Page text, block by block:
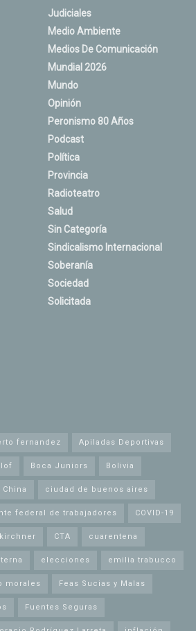
Judiciales
Medio Ambiente
Medios De Comunicación
Mundial 2026
Mundo
Opinión
Peronismo 80 Años
Podcast
Política
Provincia
Radioteatro
Salud
Sin Categoría
Sindicalismo Internacional
Soberanía
Sociedad
Solicitada
fernandez Apiladas Deportivas
Boca Juniors Bolivia
China ciudad de buenos aires
federal de trabajadores COVID-19
CTA cuarentena
elecciones emilia trabucco
morales Feas Sucias y Malas
Fuentes Seguras